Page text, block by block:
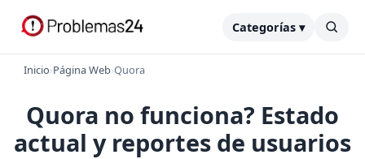
Categorías ▾
Inicio›Página Web›Quora
Quora no funciona? Estado
actual y reportes de usuarios